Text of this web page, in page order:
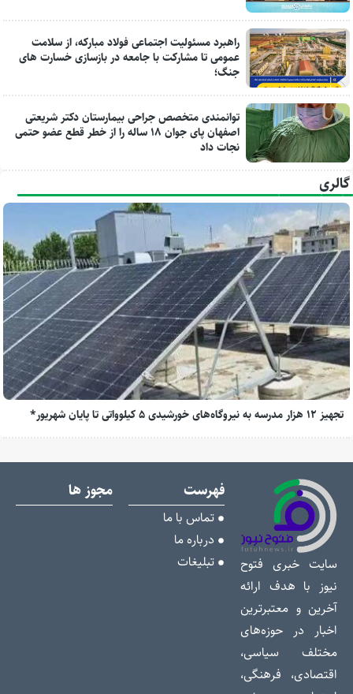
راهبرد مسئولیت اجتماعی فولاد مبارکه، از سلامت
عمومی تا مشارکت با جامعه در بازسازی خسارت های
جنگ؛
توانمندی متخصص جراحی بیمارستان دکتر شریعتی
اصفهان پای جوان ۱۸ ساله را از خطر قطع عضو حتمی
نجات داد
گالری
تجهیز ۱۲ هزار مدرسه به نیروگاه‌های خورشیدی ۵ کیلوواتی تا پایان شهریور*
سایت خبری فتوح
نیوز با هدف ارائه
آخرین و معتبرترین
اخبار در حوزه‌های
مختلف سیاسی،
اقتصادی، فرهنگی،
فهرست
تماس با ما
درباره ما
تبلیغات
مجوز ها